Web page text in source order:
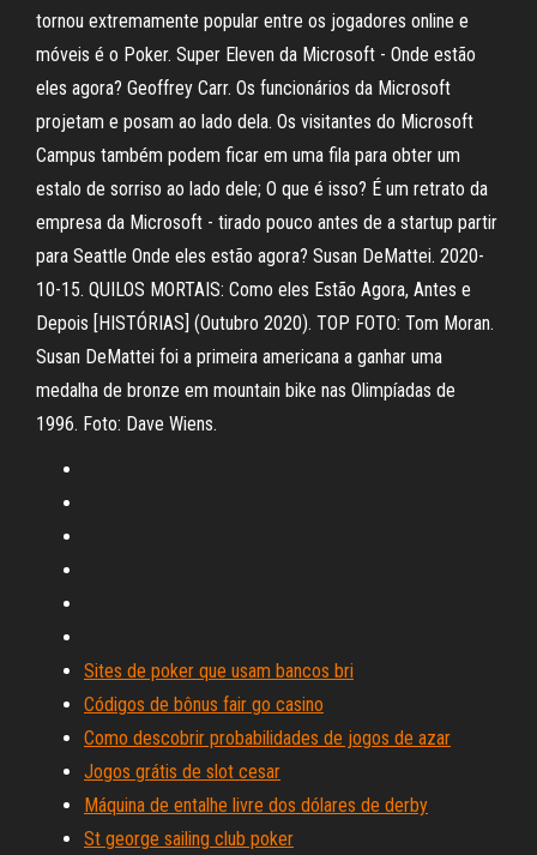
tornou extremamente popular entre os jogadores online e
móveis é o Poker. Super Eleven da Microsoft - Onde estão
eles agora? Geoffrey Carr. Os funcionários da Microsoft
projetam e posam ao lado dela. Os visitantes do Microsoft
Campus também podem ficar em uma fila para obter um
estalo de sorriso ao lado dele; O que é isso? É um retrato da
empresa da Microsoft - tirado pouco antes de a startup partir
para Seattle Onde eles estão agora? Susan DeMattei. 2020-
10-15. QUILOS MORTAIS: Como eles Estão Agora, Antes e
Depois [HISTÓRIAS] (Outubro 2020). TOP FOTO: Tom Moran.
Susan DeMattei foi a primeira americana a ganhar uma
medalha de bronze em mountain bike nas Olimpíadas de
1996. Foto: Dave Wiens.
Sites de poker que usam bancos bri
Códigos de bônus fair go casino
Como descobrir probabilidades de jogos de azar
Jogos grátis de slot cesar
Máquina de entalhe livre dos dólares de derby
St george sailing club poker